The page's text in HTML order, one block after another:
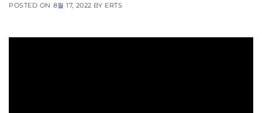
POSTED ON 8월 17, 2022 BY ERTS